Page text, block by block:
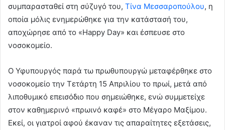
συμπαρασταθεί στη σύζυγό του, Τίνα Μεσσαροπούλου, η
οποία μόλις ενημερώθηκε για την κατάστασή του,
αποχώρησε από το «Happy Day» και έσπευσε στο
νοσοκομείο.
Ο Υφυπουργός παρά τω πρωθυπουργώ μεταφέρθηκε στο
νοσοκομείο την Τετάρτη 15 Απριλίου το πρωί, μετά από
λιποθυμικό επεισόδιο που σημειώθηκε, ενώ συμμετείχε
στον καθημερινό «πρωινό καφέ» στο Μέγαρο Μαξίμου.
Εκεί, οι γιατροί αφού έκαναν τις απαραίτητες εξετάσεις,